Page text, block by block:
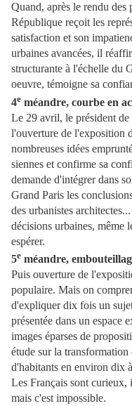
Quand, après le rendu des
République reçoit les
satisfaction et son
urbaines avancées, il
structurante à l'échelle du
oeuvre, témoigne sa
4e méandre, courbe en
Le 29 avril, le président
l'ouverture de l'exposition
nombreuses idées
siennes et confirme sa
demande d'intégrer dans
Grand Paris les
des urbanistes
décisions urbaines, même
espérer.
5e méandre,
Puis ouverture de
populaire. Mais on
d'expliquer dix fois un
présentée dans un espace
images éparses de
étude sur la
d'habitants en environ dix
Les Français sont curieux,
mais c'est impossible.